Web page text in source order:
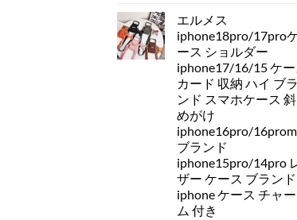
エルメス
iphone18pro/17pro
ース ショルダー
iphone17/16/15 ケー
カード 収納 ハイ ブラ
ンド スマホケース 斜
めがけ
iphone16pro/
ブランド
iphone15pro/14pro
ザー ケース ブランド
iphone ケース チャー
ム 付き